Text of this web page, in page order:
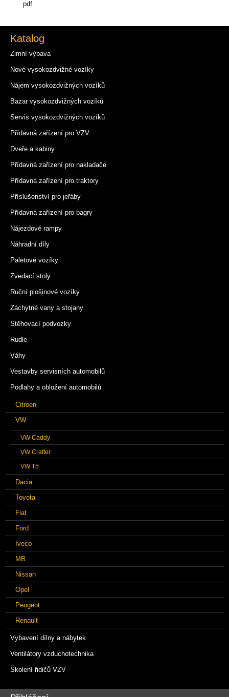
Katalog
Zimní výbava
Nové vysokozdvižné vozíky
Nájem vysokozdvižných vozíků
Bazar vysokozdvižných vozíků
Servis vysokozdvižných vozíků
Přídavná zařízení pro VZV
Dveře a kabiny
Přídavná zařízení pro nakladače
Přídavná zařízení pro traktory
Příslušenství pro jeřáby
Přídavná zařízení pro bagry
Nájezdové rampy
Náhradní díly
Paletové vozíky
Zvedací stoly
Ruční plošinové vozíky
Záchytné vany a stojany
Stěhovací podvozky
Rudle
Váhy
Vestavby servisních automobilů
Podlahy a obložení automobilů
Citroen
VW
VW Caddy
VW Crafter
VW T5
Dacia
Toyota
Fiat
Ford
Iveco
MB
Nissan
Opel
Peugeot
Renault
Vybavení dílny a nábytek
Ventilátory vzduchotechnika
Školení řidičů VZV